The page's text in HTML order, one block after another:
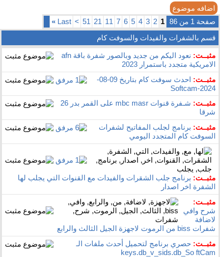
اضافه موضوع
صفحة 1 من 86
1
2
3
4
5
6
7
11
21
51
>
Last
»
قسم بالشفرات والفيدات والسوفت كام
مثبــت:
نعود اليكم من جديد وبالصور شفرة باقة afn
الامريكية متجدد باستمرار 2023
مثبــت:
احدث سوفت كام بتاريخ 09-08-
2024-Softcam
مثبــت:
شـفرة قنوات mbc masr على القمر بدر 26
شرقا
مثبــت: برنامج لجلب المفاتيح لشفرات
السوفت كام المتجدد اليومي
مثبــت: برنامج جلب الشقرات والفيدات مع القنوات التي يجلب لها
الشفرة اخر اصدار
مثبــت:
شرح وافي
لاضافة
شفرات biss من الرموت لاجهزة الجيل الثالث والرابع
مثبــت: حصري برنامج لتحميل أحدث ملفات الـ
keys.db_v_sids.db_So ftCam